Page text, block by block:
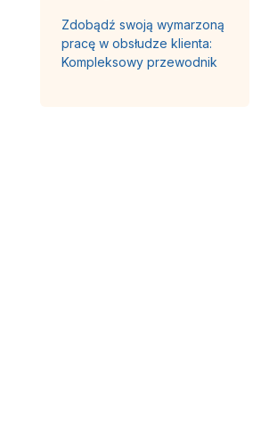
Zdobądź swoją wymarzoną
pracę w obsłudze klienta:
Kompleksowy przewodnik